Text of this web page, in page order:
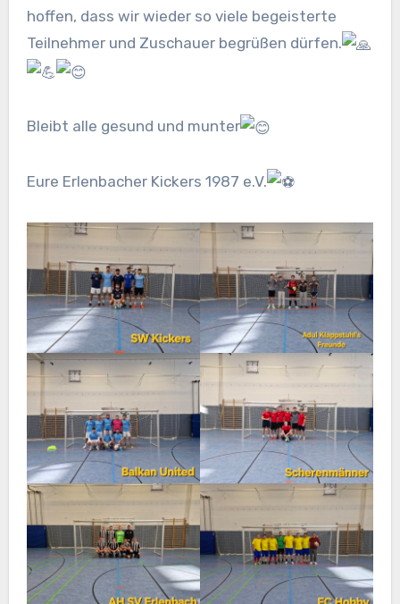
hoffen, dass wir wieder so viele begeisterte
Teilnehmer und Zuschauer begrüßen dürfen.
Bleibt alle gesund und munter
Eure Erlenbacher Kickers 1987 e.V.